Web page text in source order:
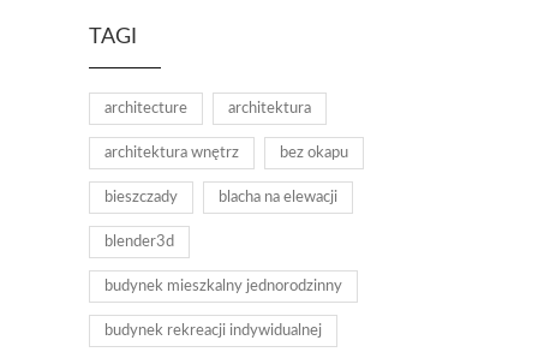
TAGI
architecture architektura
architektura wnętrz bez okapu
bieszczady blacha na elewacji
blender3d
budynek mieszkalny jednorodzinny
budynek rekreacji indywidualnej